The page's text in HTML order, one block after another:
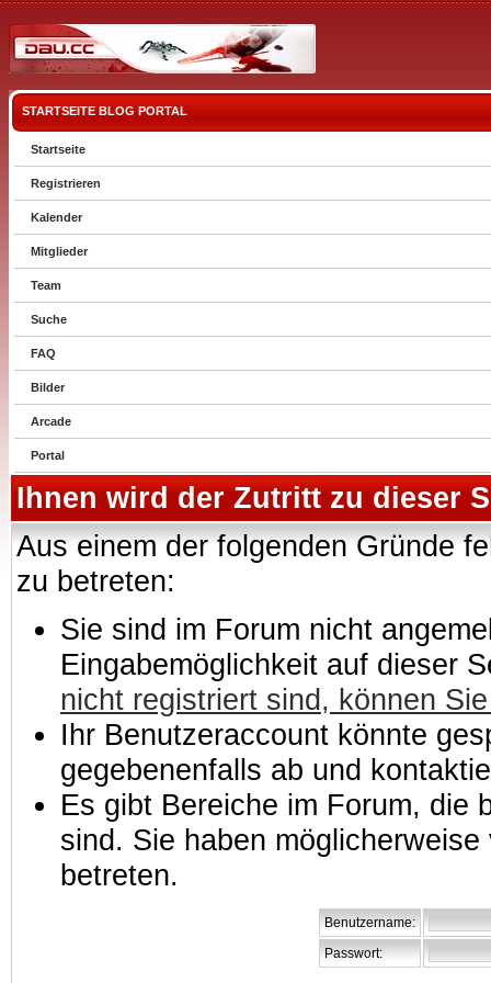
STARTSEITE BLOG PORTAL
Startseite
Registrieren
Kalender
Mitglieder
Team
Suche
FAQ
Bilder
Arcade
Portal
Ihnen wird der Zutritt zu dieser
Aus einem der folgenden Gründe
zu betreten:
Sie sind im Forum nicht
Eingabemöglichkeit auf dieser
nicht registriert sind, können
Ihr Benutzeraccount könnte
gegebenenfalls ab und
Es gibt Bereiche im Forum, die
sind. Sie haben
betreten.
Benutzername:
Passwort: